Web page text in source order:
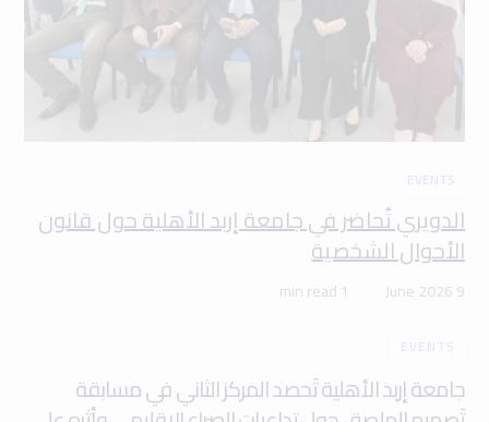
EVENTS
الدويري تُحاضر في جامعة إربد الأهلية حول قانون
الأحوال الشخصية
9 June 2026
1 min read
EVENTS
جامعة إربد الأهلية تَحصد المركز الثاني في مسابقة